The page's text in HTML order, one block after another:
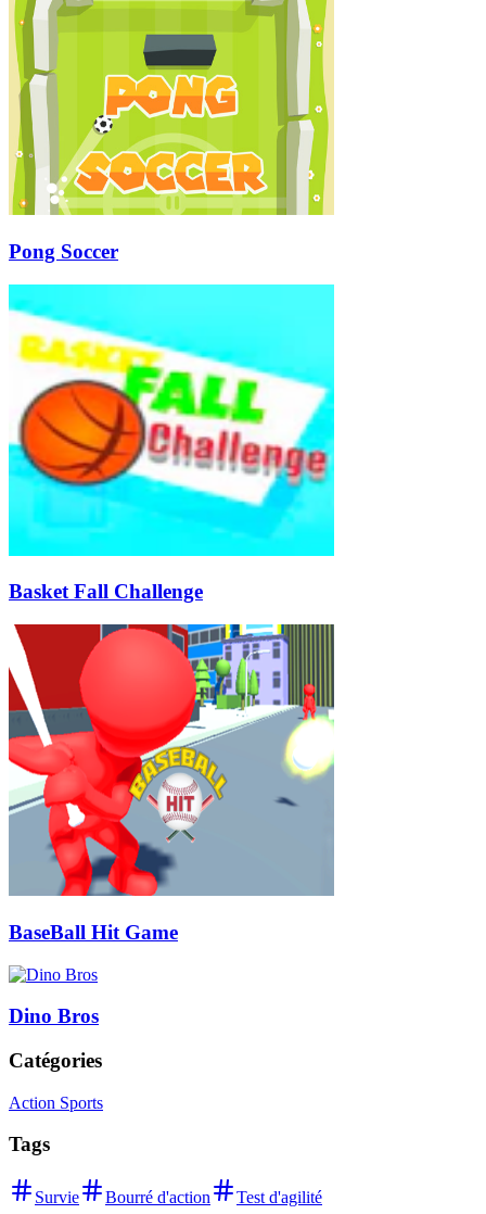
Pong Soccer
Basket Fall Challenge
BaseBall Hit Game
Dino Bros
Catégories
Action Sports
Tags
Survie Bourré d'action Test d'agilité